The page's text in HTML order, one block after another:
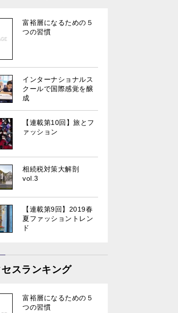
富裕層になるための５
つの習慣
インターナショナルス
クールで国際感覚を醸
成
【連載第10回】旅とフ
ァッション
相続税対策大解剖
vol.3
【連載第9回】2019春
夏ファッショントレン
ド
スランキング
富裕層になるための５
つの習慣